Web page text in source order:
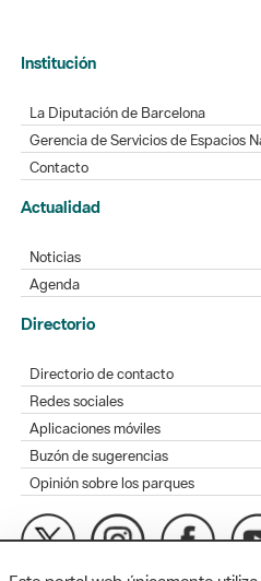
Institución
La Diputación de Barcelona
Gerencia de Servicios de Espacios
Contacto
Actualidad
Noticias
Agenda
Directorio
Directorio de contacto
Redes sociales
Aplicaciones móviles
Buzón de sugerencias
Opinión sobre los parques